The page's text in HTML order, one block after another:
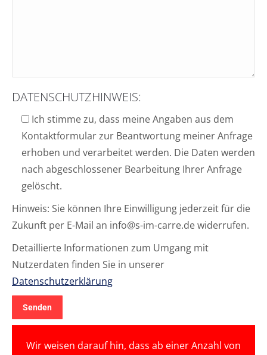
DATENSCHUTZHINWEIS:
Ich stimme zu, dass meine Angaben aus dem
Kontaktformular zur Beantwortung meiner Anfrage
erhoben und verarbeitet werden. Die Daten werden
nach abgeschlossener Bearbeitung Ihrer Anfrage
gelöscht.
Hinweis: Sie können Ihre Einwilligung jederzeit für die
Zukunft per E-Mail an info@s-im-carre.de widerrufen.
Detaillierte Informationen zum Umgang mit
Nutzerdaten finden Sie in unserer
Datenschutzerklärung
Wir weisen darauf hin, dass ab einer Anzahl von